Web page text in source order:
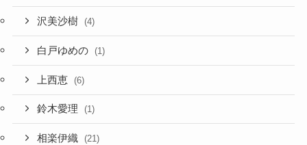
沢美沙樹 (4)
白戸ゆめの (1)
上西恵 (6)
鈴木愛理 (1)
相楽伊織 (21)